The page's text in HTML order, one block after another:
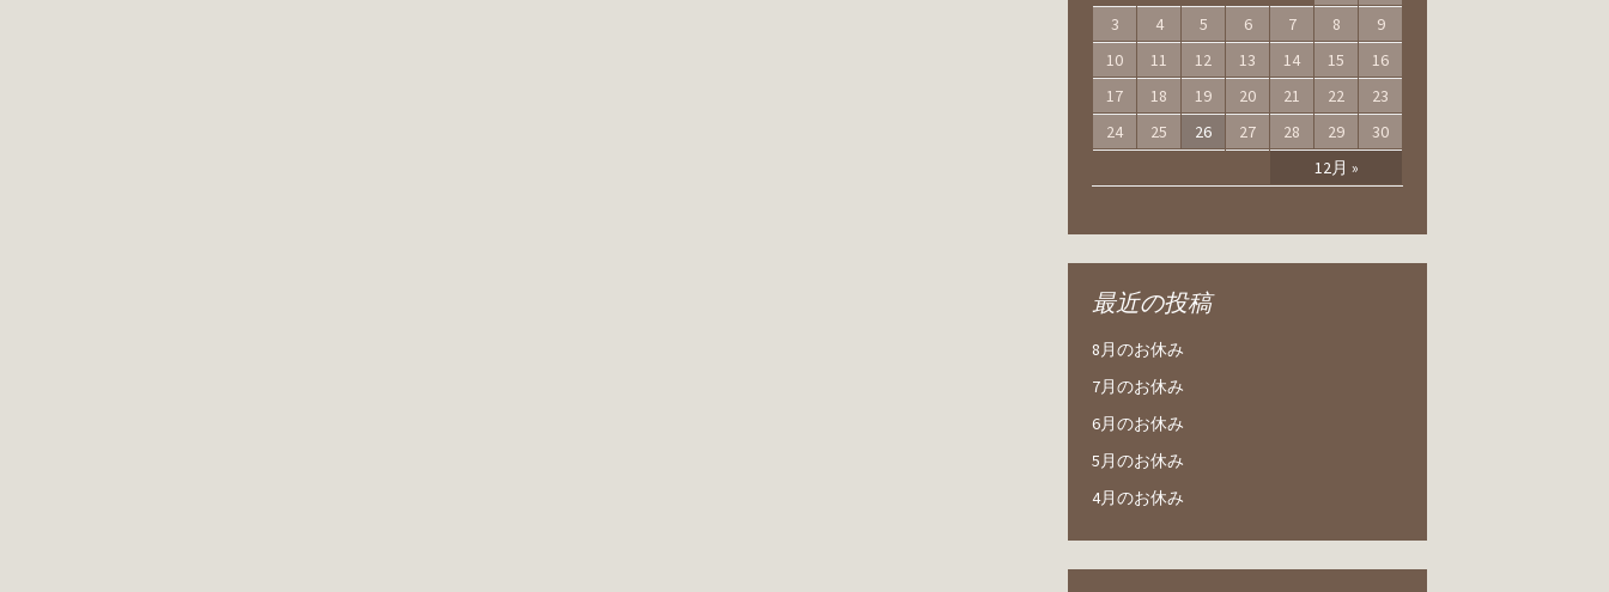
12月 »
3
4 5 6 7 8
9
10
11 12 13 14 15
16
17
18 19 20 21 22
23
24
25 26 27 28 29 30
最近の投稿
8月のお休み
7月のお休み
6月のお休み
5月のお休み
4月のお休み